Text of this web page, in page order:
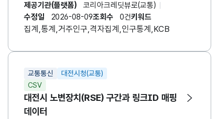
(통계)형태로 집계한 데이터입니다.
제공기관(플랫폼)
코리아크레딧뷰로(교통)
수정일
2026-08-09조회수 0건키워드
집계,통계,거주인구,격자집계,인구통계,KCB
교통통신
대전시청(교통)
CSV
대전시 노변장치(RSE) 구간과 링크ID 매핑
데이터